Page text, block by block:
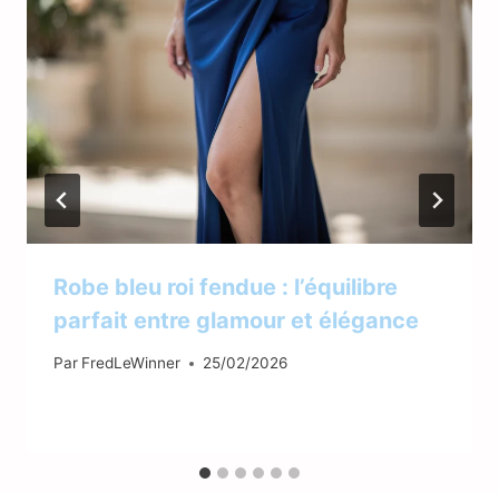
Robe bleu roi fendue : l’équilibre
parfait entre glamour et élégance
Par FredLeWinner 25/02/2026